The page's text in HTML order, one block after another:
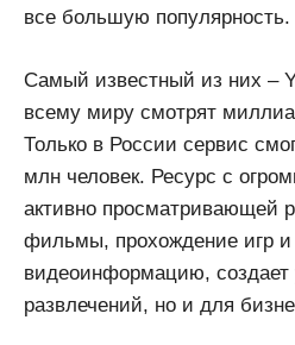
все большую популярность.
Самый известный из них –
всему миру смотрят
Только в России сервис
млн человек. Ресурс с
активно просматривающей
фильмы, прохождение игр и
видеоинформацию, создает
развлечений, но и для